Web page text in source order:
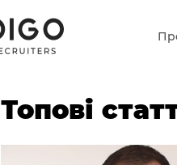
Топові